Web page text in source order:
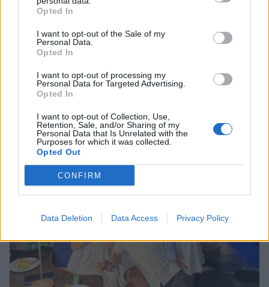
Opted In
I want to opt-out of the Sale of my
Personal Data.
Opted In
I want to opt-out of processing my
Personal Data for Targeted Advertising.
Opted In
I want to opt-out of Collection, Use,
Retention, Sale, and/or Sharing of my
Personal Data that Is Unrelated with the
Purposes for which it was collected.
Opted Out
CONFIRM
Data Deletion Data Access Privacy Policy
SHOWBIZ
Ανδρέας Γεωργίου: «Η γέννηση της
και με αναδιαμόρφωσε ως
άνθρωπο»
GOSSIP SPECIALS
Δημήτρης Παπαμιχαήλ: Ο έρωτας, οι
ρόλοι και οι πληγές του ανθρώπου
πίσω από τον μεγάλο πρωταγωνιστή
SHOWBIZ
βρίσκεται σήμερα η πρώτη
παρουσιάστρια του «Ok» στο MAD
Οι παικταράδες που δεν έγιναν ποτέ οι θρύλοι που